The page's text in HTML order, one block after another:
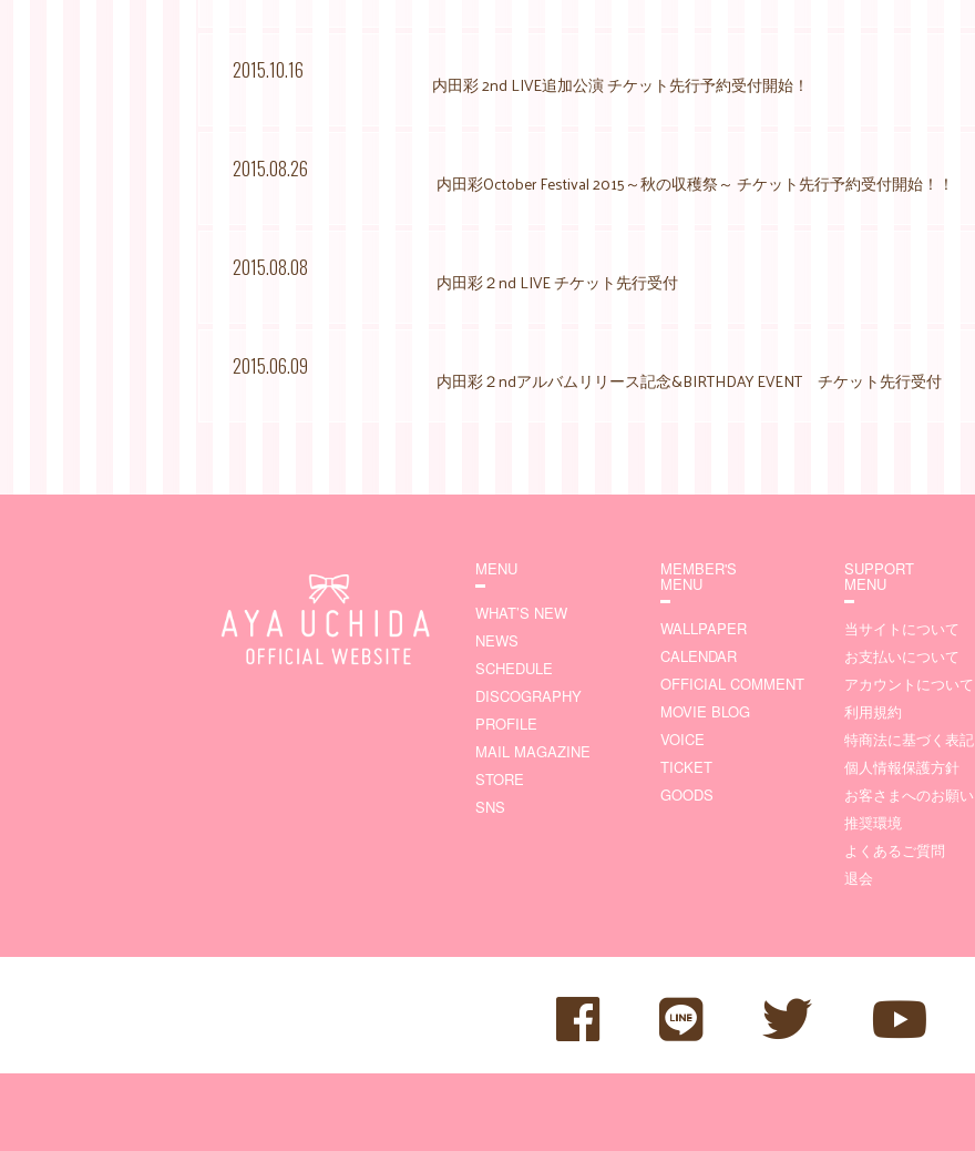
2015.10.16
内田彩 2nd LIVE追加公演 チケット先行予約受付開始！
2015.08.26
内田彩October Festival 2015～秋の収穫祭～ チケット先行予約受付開始！！
2015.08.08
内田彩２nd LIVE チケット先行受付
2015.06.09
内田彩２ndアルバムリリース記念&BIRTHDAY EVENT チケット先行受付
MENU
WHAT’S NEW
NEWS
SCHEDULE
DISCOGRAPHY
PROFILE
MAIL MAGAZINE
STORE
SNS
MEMBER'S
MENU
WALLPAPER
CALENDAR
OFFICIAL COMMENT
MOVIE BLOG
VOICE
TICKET
GOODS
SUPPORT
MENU
当サイトについて
お支払いについて
アカウントについて
利用規約
特商法に基づく表記
個人情報保護方針
お客さまへのお願い
推奨環境
よくあるご質問
退会